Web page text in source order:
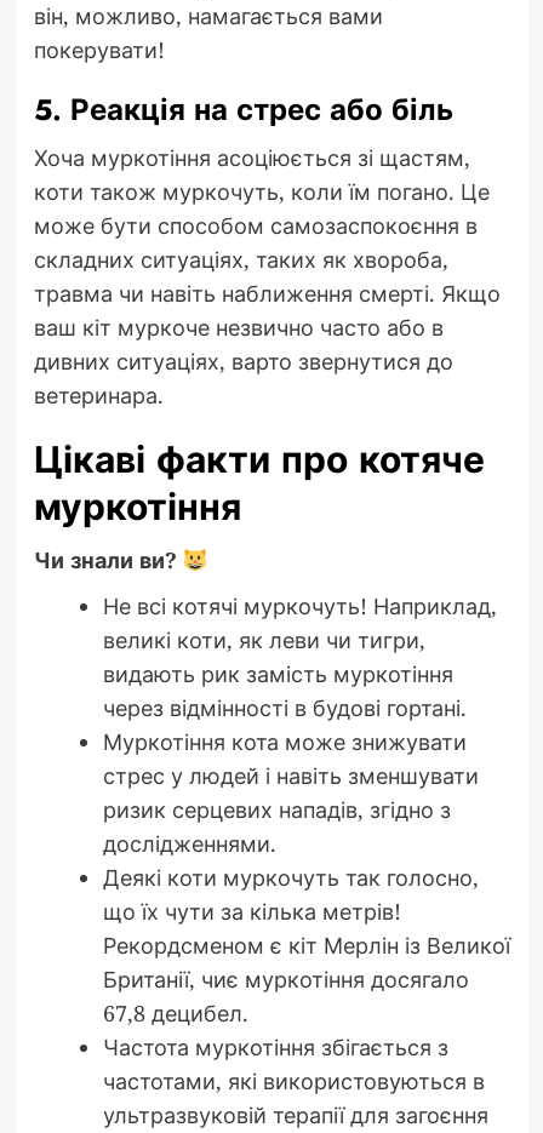
він, можливо, намагається вами
покерувати!
5. Реакція на стрес або біль
Хоча муркотіння асоціюється зі щастям,
коти також муркочуть, коли їм погано. Це
може бути способом самозаспокоєння в
складних ситуаціях, таких як хвороба,
травма чи навіть наближення смерті. Якщо
ваш кіт муркоче незвично часто або в
дивних ситуаціях, варто звернутися до
ветеринара.
Цікаві факти про котяче
муркотіння
Чи знали ви?
Не всі котячі муркочуть! Наприклад,
великі коти, як леви чи тигри,
видають рик замість муркотіння
через відмінності в будові гортані.
Муркотіння кота може знижувати
стрес у людей і навіть зменшувати
ризик серцевих нападів, згідно з
дослідженнями.
Деякі коти муркочуть так голосно,
що їх чути за кілька метрів!
Рекордсменом є кіт Мерлін із Великої
Британії, чиє муркотіння досягало
67,8 децибел.
Частота муркотіння збігається з
частотами, які використовуються в
ультразвуковій терапії для загоєння